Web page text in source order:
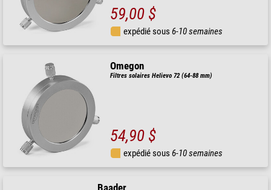
59,00 $
expédié sous6-10 semaines
Omegon
Filtres solaires Helievo 72 (64-88 mm)
54,90 $
expédié sous6-10 semaines